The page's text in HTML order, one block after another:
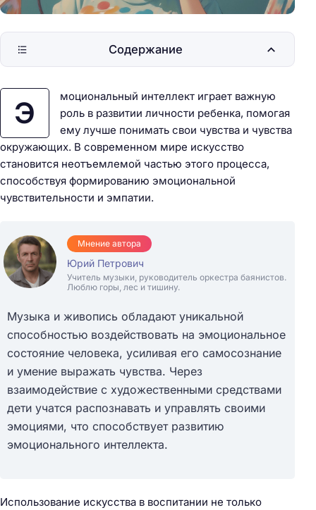
Э
моциональный интеллект играет важную
роль в развитии личности ребенка, помогая
ему лучше понимать свои чувства и чувства
окружающих. В современном мире искусство
становится неотъемлемой частью этого процесса,
способствуя формированию эмоциональной
чувствительности и эмпатии.
Мнение автора
Юрий Петрович
Учитель музыки, руководитель оркестра баянистов.
Люблю горы, лес и тишину.
Музыка и живопись обладают уникальной
способностью воздействовать на эмоциональное
состояние человека, усиливая его самосознание
и умение выражать чувства. Через
взаимодействие с художественными средствами
дети учатся распознавать и управлять своими
эмоциями, что способствует развитию
эмоционального интеллекта.
Использование искусства в воспитании не только
Содержание